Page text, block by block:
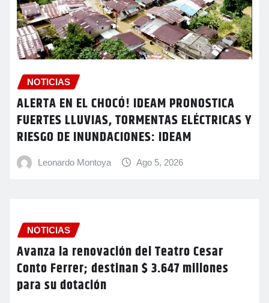
NOTICIAS
ALERTA EN EL CHOCÓ! IDEAM PRONOSTICA
FUERTES LLUVIAS, TORMENTAS ELÉCTRICAS Y
RIESGO DE INUNDACIONES: IDEAM
Leonardo Montoya Ago 5, 2026
NOTICIAS
Avanza la renovación del Teatro Cesar
Conto Ferrer; destinan $ 3.647 millones
para su dotación